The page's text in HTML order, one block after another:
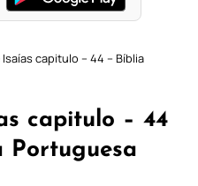
capitulo – 44 – Bíblia
capitulo – 44
Portuguesa